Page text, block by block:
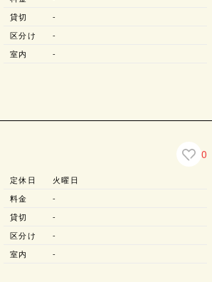
貸切
-
区分け
-
室内
-
0
定休日
火曜日
料金
-
貸切
-
区分け
-
室内
-